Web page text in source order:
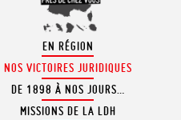
EN RÉGION
NOS VICTOIRES JURIDIQUES
DE 1898 À NOS JOURS…
MISSIONS DE LA LDH